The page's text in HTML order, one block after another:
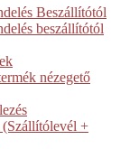
Beszállítótól
beszállítótól
nézegető
+